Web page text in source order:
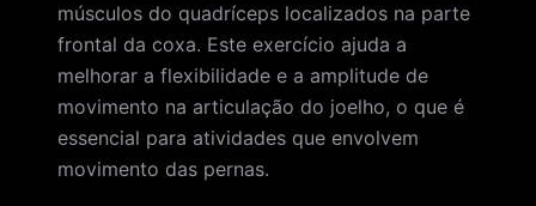
músculos do quadríceps localizados na parte
frontal da coxa. Este exercício ajuda a
melhorar a flexibilidade e a amplitude de
movimento na articulação do joelho, o que é
essencial para atividades que envolvem
movimento das pernas.